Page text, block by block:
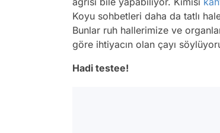
Koyu sohbetleri daha da tatlı
Bunlar ruh hallerimize ve
göre ihtiyacın olan çayı
Hadi testee!